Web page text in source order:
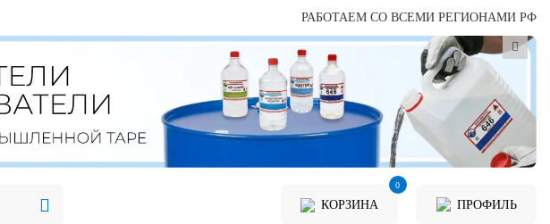
РАБОТАЕМ СО ВСЕМИ РЕГИОНАМИ РФ
КОРЗИНА
0
ПРОФИЛЬ